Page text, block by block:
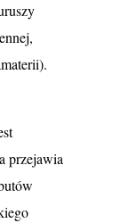
przejawia